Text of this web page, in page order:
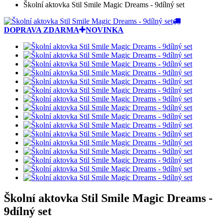
Školní aktovka Stil Smile Magic Dreams - 9dílný set
DOPRAVA ZDARMA NOVINKA
Školní aktovka Stil Smile Magic Dreams -
9dílný set